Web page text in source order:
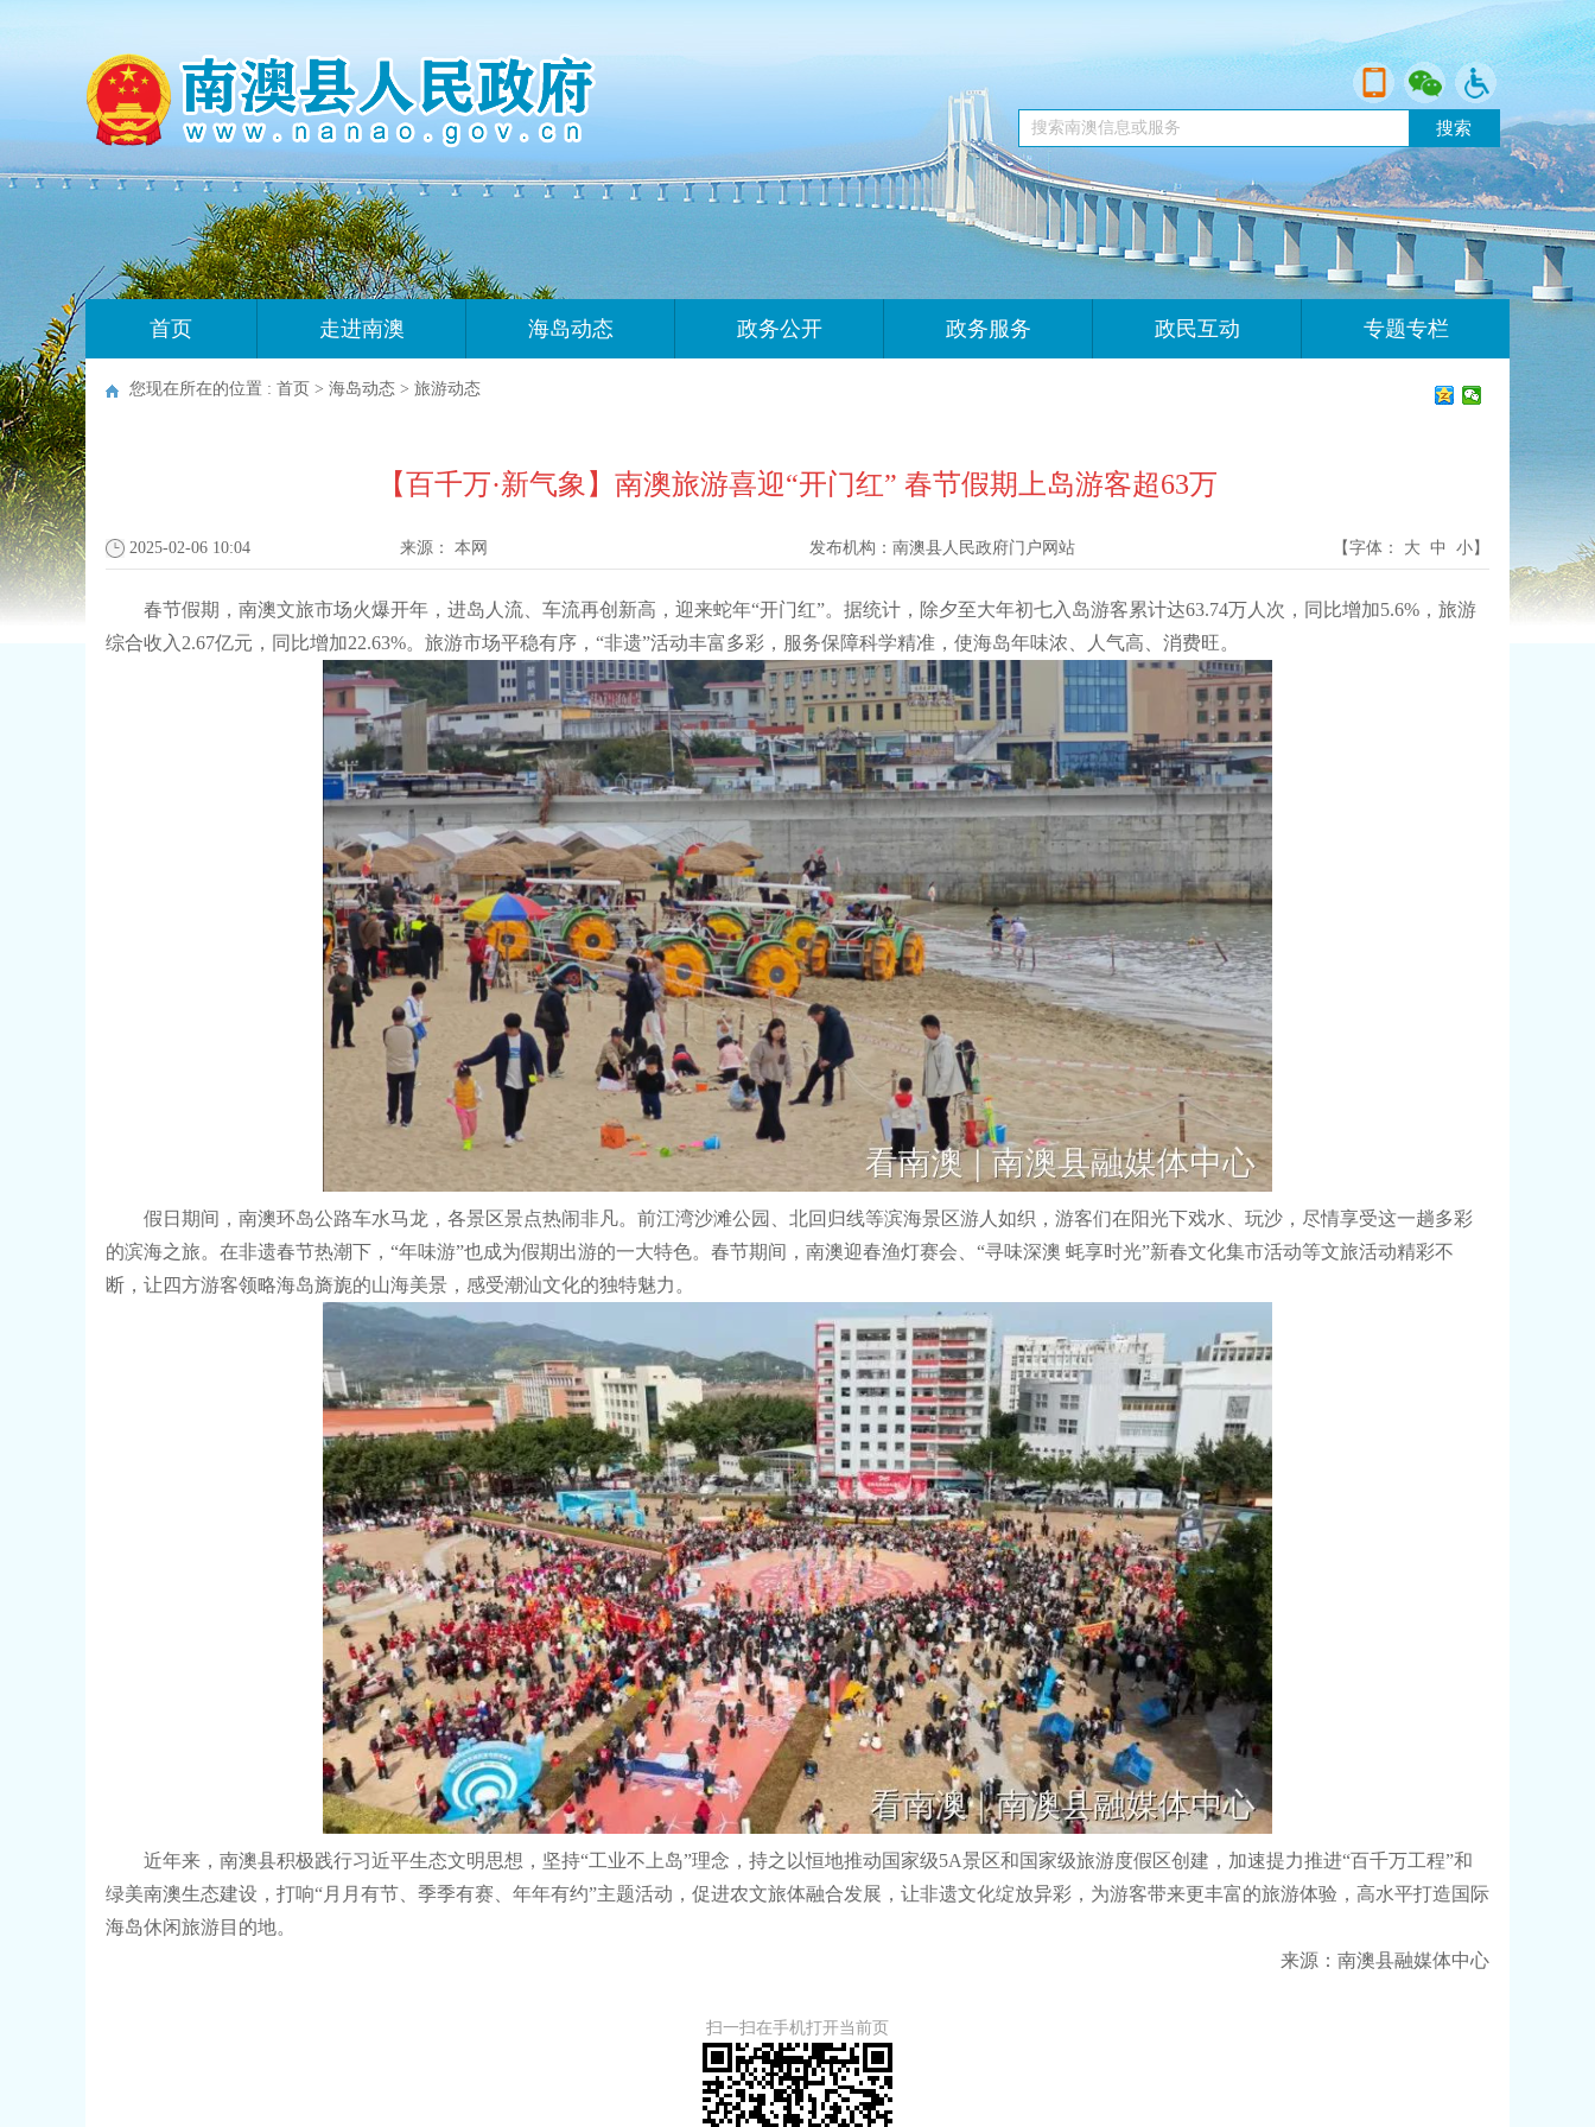
搜索
首页 走进南澳 海岛动态 政务公开 政务服务 政民互动 专题专栏
您现在所在的位置 : 首页 > 海岛动态 > 旅游动态
【百千万·新气象】南澳旅游喜迎“开门红” 春节假期上岛游客超63万
2025-02-06 10:04 来源： 本网 发布机构： 南澳县人民政府门户网站 【字体： 大 中 小】
春节假期，南澳文旅市场火爆开年，进岛人流、车流再创新高，迎来蛇年“开门红”。据统计，除夕至大年初七入岛游客累计达63.74万人次，同比增加5.6%，旅游
综合收入2.67亿元，同比增加22.63%。旅游市场平稳有序，“非遗”活动丰富多彩，服务保障科学精准，使海岛年味浓、人气高、消费旺。
假日期间，南澳环岛公路车水马龙，各景区景点热闹非凡。前江湾沙滩公园、北回归线等滨海景区游人如织，游客们在阳光下戏水、玩沙，尽情享受这一趟多彩
的滨海之旅。在非遗春节热潮下，“年味游”也成为假期出游的一大特色。春节期间，南澳迎春渔灯赛会、“寻味深澳 蚝享时光”新春文化集市活动等文旅活动精彩不
断，让四方游客领略海岛旖旎的山海美景，感受潮汕文化的独特魅力。
近年来，南澳县积极践行习近平生态文明思想，坚持“工业不上岛”理念，持之以恒地推动国家级5A景区和国家级旅游度假区创建，加速提力推进“百千万工程”和
绿美南澳生态建设，打响“月月有节、季季有赛、年年有约”主题活动，促进农文旅体融合发展，让非遗文化绽放异彩，为游客带来更丰富的旅游体验，高水平打造国际
海岛休闲旅游目的地。
来源：南澳县融媒体中心
扫一扫在手机打开当前页